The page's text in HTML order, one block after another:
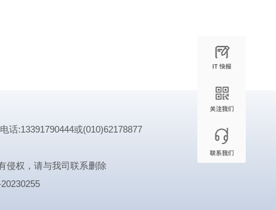
话:13391790444或(010)62178877
侵权，请与我司联系删除